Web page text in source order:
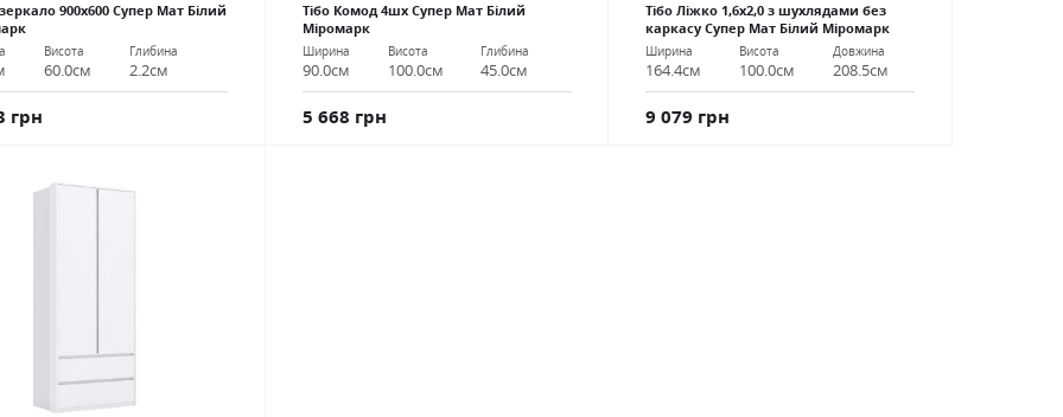
900х600 Супер Мат Білий
Висота
60.0см
Глибина
2.2см
грн
Тібо Комод 4шх Супер Мат Білий
Міромарк
Ширина
90.0см
Висота
100.0см
Глибина
45.0см
5 668 грн
Тібо Ліжко 1,6х2,0 з шухлядами без
каркасу Супер Мат Білий Міромарк
Ширина
164.4см
Висота
100.0см
Довжина
208.5см
9 079 грн